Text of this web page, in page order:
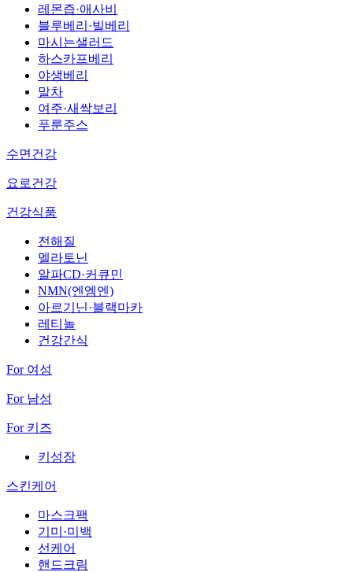
레몬즙·애사비
블루베리·빌베리
마시는샐러드
하스카프베리
야생베리
말차
여주·새싹보리
푸룬주스
수면건강
요로건강
건강식품
전해질
멜라토닌
알파CD·커큐민
NMN(엔엠엔)
아르기닌·블랙마카
레티놀
건강간식
For 여성
For 남성
For 키즈
키성장
스킨케어
마스크팩
기미·미백
선케어
핸드크림